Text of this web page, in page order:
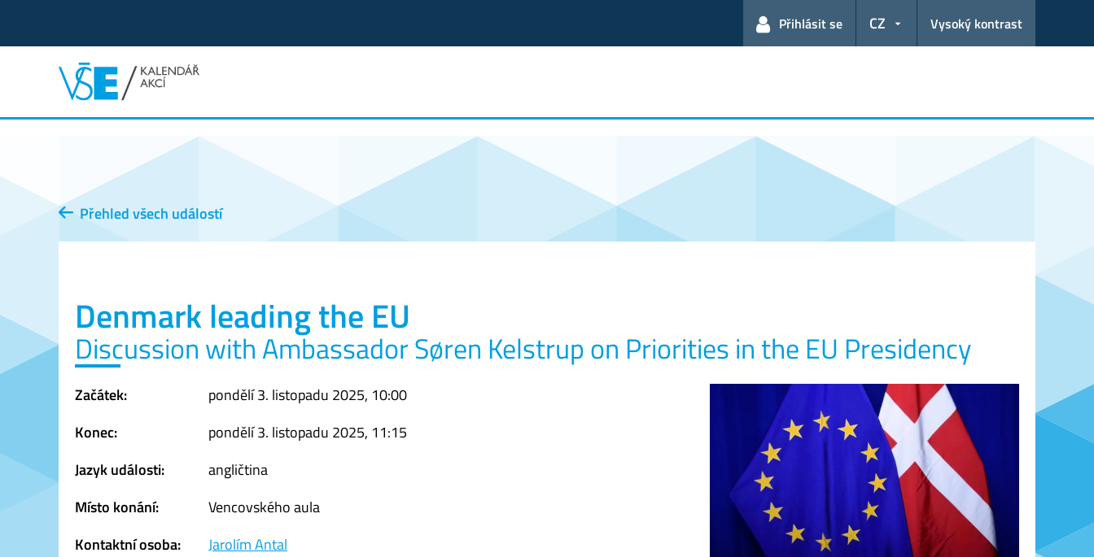
Přihlásit se CZ Vysoký kontrast
Přehled všech událostí
Denmark leading the EU
Discussion with Ambassador Søren Kelstrup on Priorities in the EU Presidency
Začátek:
pondělí 3. listopadu 2025, 10:00
Konec:
pondělí 3. listopadu 2025, 11:15
Jazyk události:
angličtina
Místo konání:
Vencovského aula
Kontaktní osoba:
Jarolím Antal